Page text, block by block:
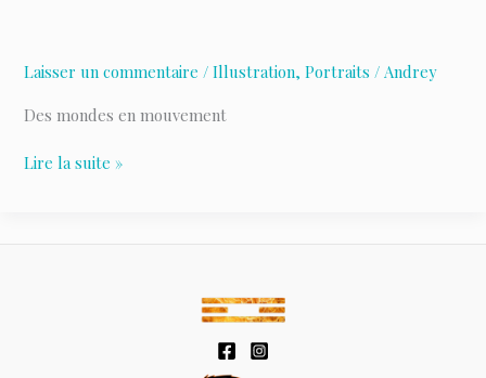
Laisser un commentaire / Illustration, Portraits / Andrey
Des mondes en mouvement
Matthieu
Lire la suite »